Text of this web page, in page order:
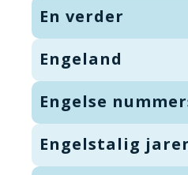
En verder
Engeland
Engelse
Engelstalig